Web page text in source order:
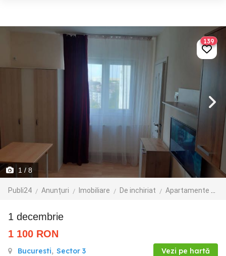
1 / 8
Publi24 Anunțuri Imobiliare De inchiriat Apartamente de inchiriat
139
1 decembrie
1 100 RON
Bucuresti, Sector 3 Vezi pe hartă